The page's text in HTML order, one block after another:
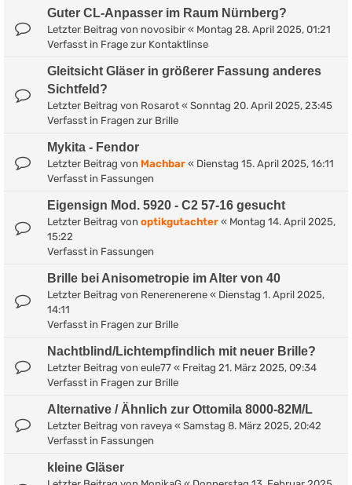
Guter CL-Anpasser im Raum Nürnberg?
Letzter Beitrag von novosibir « Montag 28. April 2025, 01:21
Verfasst in Frage zur Kontaktlinse
Gleitsicht Gläser in größerer Fassung anderes
Sichtfeld?
Letzter Beitrag von Rosarot « Sonntag 20. April 2025, 23:45
Verfasst in Fragen zur Brille
Mykita - Fendor
Letzter Beitrag von Machbar « Dienstag 15. April 2025, 16:11
Verfasst in Fassungen
Eigensign Mod. 5920 - C2 57-16 gesucht
Letzter Beitrag von optikgutachter « Montag 14. April 2025,
15:22
Verfasst in Fassungen
Brille bei Anisometropie im Alter von 40
Letzter Beitrag von Renerenerene « Dienstag 1. April 2025,
14:11
Verfasst in Fragen zur Brille
Nachtblind/Lichtempfindlich mit neuer Brille?
Letzter Beitrag von eule77 « Freitag 21. März 2025, 09:34
Verfasst in Fragen zur Brille
Alternative / Ähnlich zur Ottomila 8000-82M/L
Letzter Beitrag von raveya « Samstag 8. März 2025, 20:42
Verfasst in Fassungen
kleine Gläser